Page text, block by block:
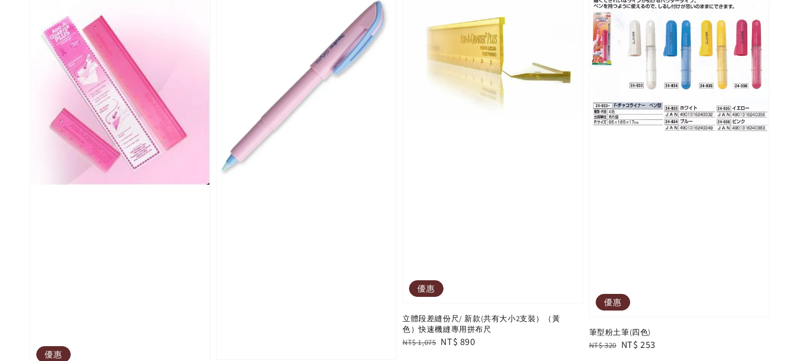
優惠
優惠
立體段差縫份尺/ 新款(共有大小2支裝）（黃
色）快速機縫專用拼布尺
Regular
NT$ 1,075 Sale
NT$ 890
優惠
筆型粉土筆(四色)
Regular
NT$ 320 Sale
NT$ 253